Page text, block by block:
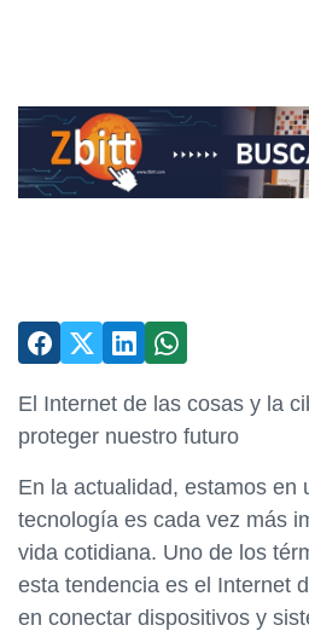
El Internet de las cosas y la
proteger nuestro futuro
En la actualidad, estamos en
tecnología es cada vez más
vida cotidiana. Uno de los
esta tendencia es el Internet
en conectar dispositivos y